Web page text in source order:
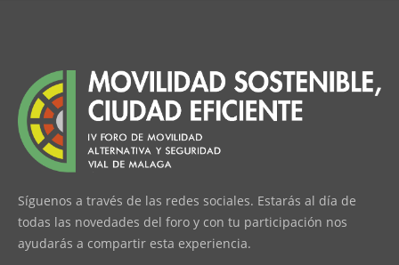
Síguenos a través de las redes sociales. Estarás al día de
todas las novedades del foro y con tu participación nos
ayudarás a compartir esta experiencia.